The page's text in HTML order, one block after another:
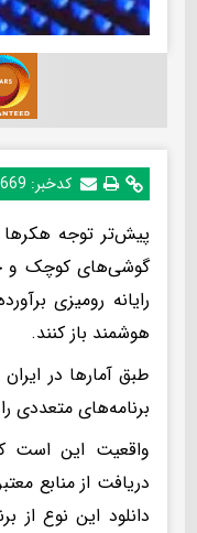
کدخبر:
پیش‌تر توجه هکرها
گوشی‌های کوچک و
رایانه رومیزی
هوشمند باز کنند.
طبق آمارها در
برنامه‌های متعددی
واقعیت این است
دریافت از منابع
دانلود این نوع از